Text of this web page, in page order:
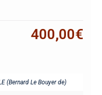
400,00€
(Bernard Le Bouyer de)